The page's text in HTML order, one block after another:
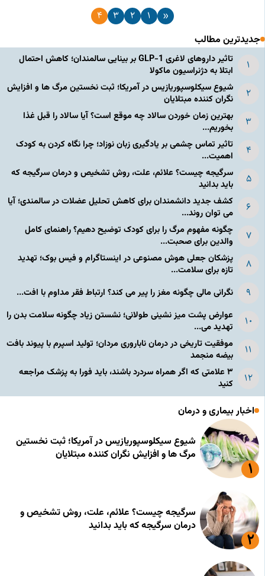
«
1
2
3
4
جدیدترین مطالب
تاثیر داروهای لاغری GLP-1 بر بینایی سالمندان؛ کاهش احتمال
ابتلا به دژنراسیون ماکولا
شیوع سیکلوسپوریازیس در آمریکا؛ ثبت نخستین مرگ ها و افزایش
نگران کننده مبتلایان
بهترین زمان خوردن سالاد چه موقع است؟ آیا سالاد را قبل غذا
بخوریم...
تاثیر تماس چشمی بر یادگیری زبان نوزاد؛ چرا نگاه کردن به کودک
اهمیت...
سرگیجه چیست؟ علائم، علت، روش تشخیص و درمان سرگیجه که
باید بدانید
کشف جدید دانشمندان برای کاهش تحلیل عضلات در سالمندی؛ آیا
می توان روند...
چگونه مفهوم مرگ را برای کودک توضیح دهیم؟ راهنمای کامل
والدین برای صحبت...
پزشکان جعلی هوش مصنوعی در اینستاگرام و فیس بوک؛ تهدید
تازه برای سلامت...
نگرانی مالی چگونه مغز را پیر می کند؟ ارتباط فقر مداوم با افت...
عوارض پشت میز نشینی طولانی؛ نشستن زیاد چگونه سلامت بدن را
تهدید می...
موفقیت تاریخی در درمان ناباروری مردان؛ تولید اسپرم با پیوند بافت
بیضه منجمد
۳ علامتی که اگر همراه سردرد باشند، باید فورا به پزشک مراجعه
کنید
اخبار بیماری و درمان
شیوع سیکلوسپوریازیس در آمریکا؛ ثبت نخستین
مرگ ها و افزایش نگران کننده مبتلایان
سرگیجه چیست؟ علائم، علت، روش تشخیص و
درمان سرگیجه که باید بدانید